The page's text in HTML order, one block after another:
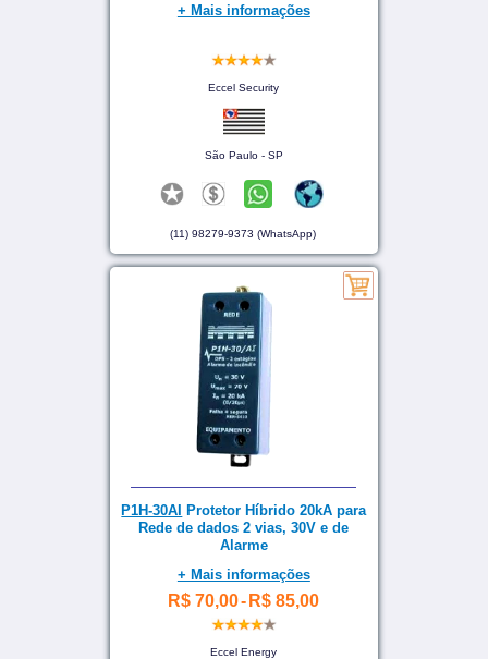
+ Mais informações
Eccel Security
São Paulo - SP
(11) 98279-9373 (WhatsApp)
P1H-30AI
Protetor Híbrido 20kA para
Rede de dados 2 vias, 30V e de
Alarme
+ Mais informações
R$ 70,00- R$ 85,00
Eccel Energy